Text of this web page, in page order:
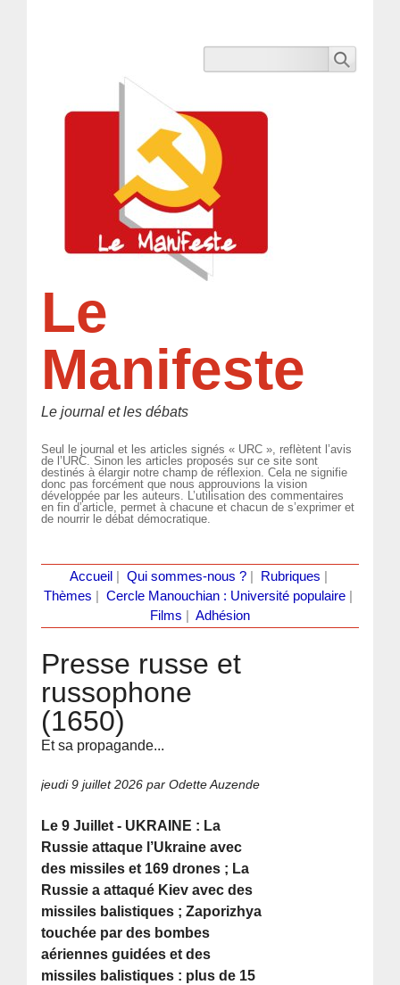
Le
Manifeste
Le journal et les débats
Seul le journal et les articles signés « URC », reflètent l’avis
de l’URC. Sinon les articles proposés sur ce site sont
destinés à élargir notre champ de réflexion. Cela ne signifie
donc pas forcément que nous approuvions la vision
développée par les auteurs. L’utilisation des commentaires
en fin d’article, permet à chacune et chacun de s’exprimer et
de nourrir le débat démocratique.
Accueil Qui sommes-nous ?| Rubriques
Thèmes
Cercle Manouchian : Université populaire
Films
Adhésion
Presse russe et
russophone
(1650)
Et sa propagande...
jeudi 9 juillet 2026 par Odette Auzende
Le 9 Juillet - UKRAINE : La
Russie attaque l’Ukraine avec
des missiles et 169 drones ; La
Russie a attaqué Kiev avec des
missiles balistiques ; Zaporizhya
touchée par des bombes
aériennes guidées et des
missiles balistiques : plus de 15